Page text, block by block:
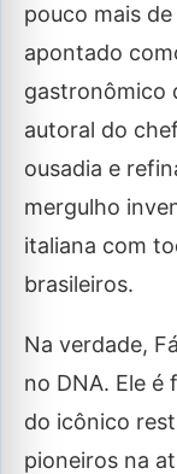
pouco mais
apontado
gastronômico
autoral do
ousadia e
mergulho
italiana com
brasileiros.
Na verdade,
no DNA. Ele é
do icônico
pioneiros na